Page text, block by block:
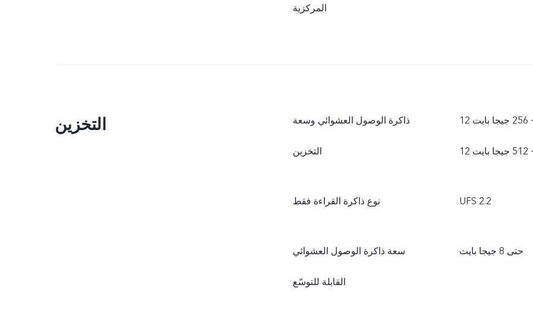
المركزية
التخزين ذاكرة الوصول العشوائي وسعة
التخزين
نوع ذاكرة القراءة فقط UFS 2.2
سعة ذاكرة الوصول العشوائي
القابلة للتوسّع
حتى 8 جيجا بايت